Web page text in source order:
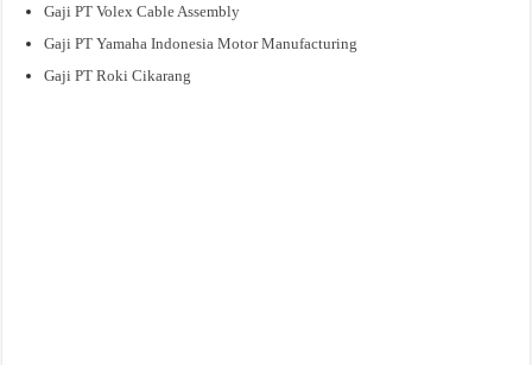
Gaji PT Volex Cable Assembly
Gaji PT Yamaha Indonesia Motor Manufacturing
Gaji PT Roki Cikarang